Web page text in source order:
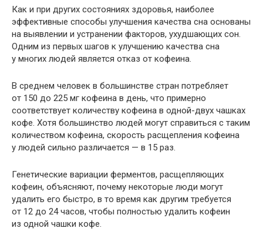
Как и при других состояниях здоровья, наиболее
эффективные способы улучшения качества сна основаны
на выявлении и устранении факторов, ухудшающих сон.
Одним из первых шагов к улучшению качества сна
у многих людей является отказ от кофеина.
В среднем человек в большинстве стран потребляет
от 150 до 225 мг кофеина в день, что примерно
соответствует количеству кофеина в одной-двух чашках
кофе. Хотя большинство людей могут справиться с таким
количеством кофеина, скорость расщепления кофеина
у людей сильно различается — в 15 раз.
Генетические вариации ферментов, расщепляющих
кофеин, объясняют, почему некоторые люди могут
удалить его быстро, в то время как другим требуется
от 12 до 24 часов, чтобы полностью удалить кофеин
из одной чашки кофе.